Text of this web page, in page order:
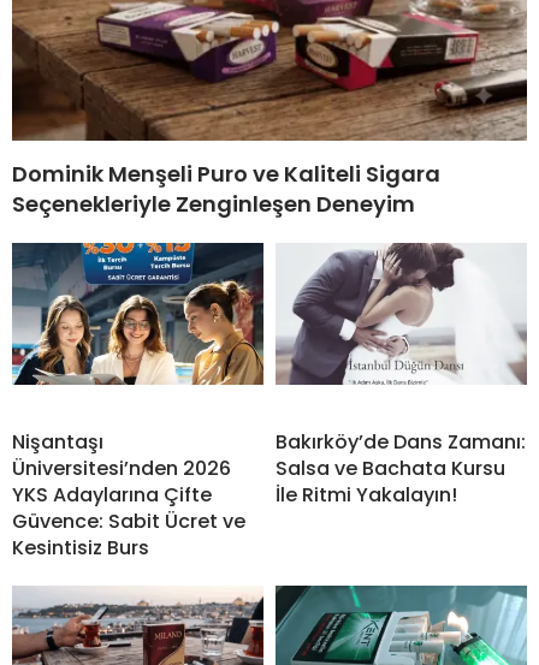
Dominik Menşeli Puro ve Kaliteli Sigara
Seçenekleriyle Zenginleşen Deneyim
Nişantaşı
Üniversitesi’nden 2026
YKS Adaylarına Çifte
Güvence: Sabit Ücret ve
Kesintisiz Burs
Bakırköy’de Dans Zamanı:
Salsa ve Bachata Kursu
İle Ritmi Yakalayın!